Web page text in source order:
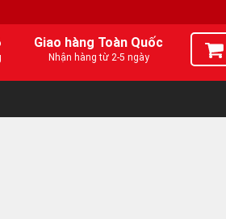
Giao hàng Toàn Quốc
Nhận hàng từ 2-5 ngày